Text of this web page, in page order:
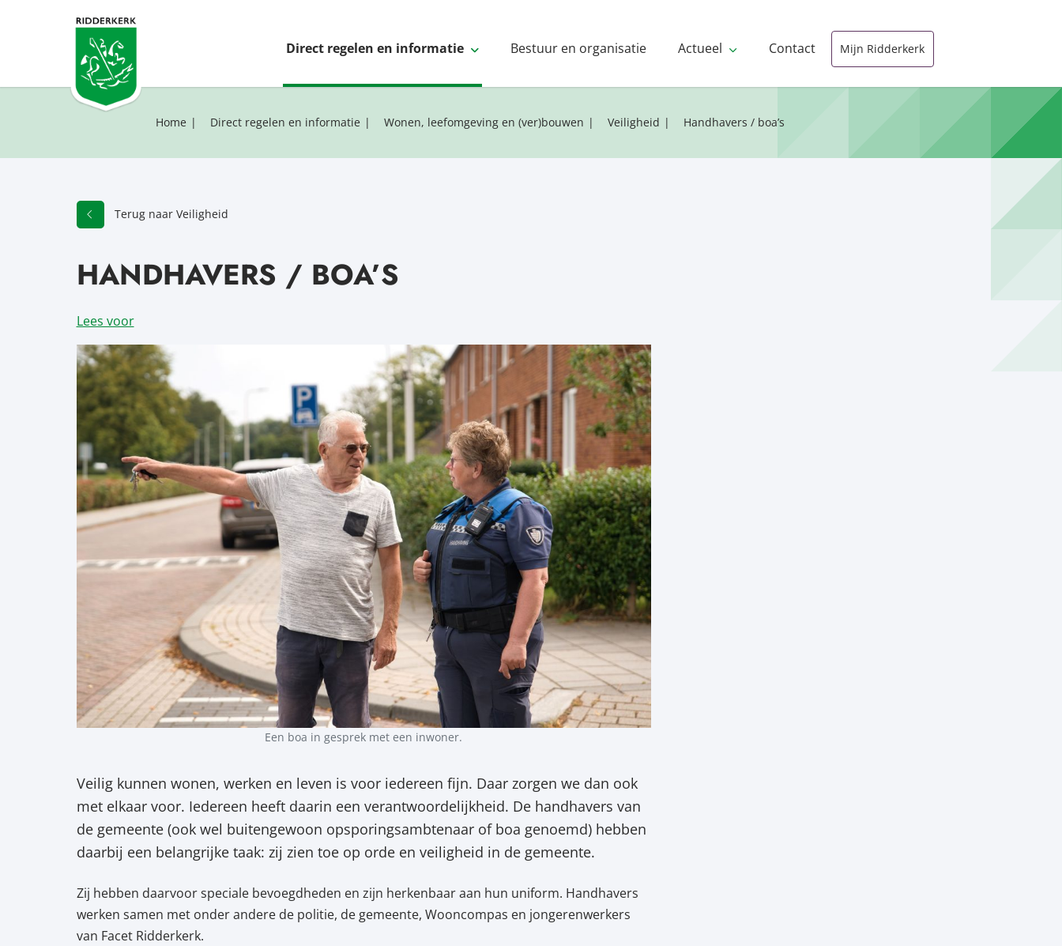
Direct regelen en informatie Bestuur en organisatie Actueel Contact Mijn Ridderkerk
Home Direct regelen en informatie Wonen, leefomgeving en (ver)bouwen Veiligheid Handhavers / boa’s
Terug naar Veiligheid
HANDHAVERS / BOA’S
Lees voor
Een boa in gesprek met een inwoner.
Veilig kunnen wonen, werken en leven is voor iedereen fijn. Daar zorgen we dan ook
met elkaar voor. Iedereen heeft daarin een verantwoordelijkheid. De handhavers van
de gemeente (ook wel buitengewoon opsporingsambtenaar of boa genoemd) hebben
daarbij een belangrijke taak: zij zien toe op orde en veiligheid in de gemeente.
Zij hebben daarvoor speciale bevoegdheden en zijn herkenbaar aan hun uniform. Handhavers
werken samen met onder andere de politie, de gemeente, Wooncompas en jongerenwerkers
van Facet Ridderkerk.